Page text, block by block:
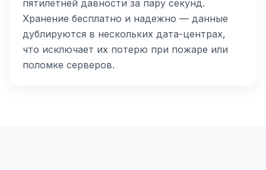
пятилетней давности за пару секунд.
Хранение бесплатно и надежно — данные
дублируются в нескольких дата-центрах,
что исключает их потерю при пожаре или
поломке серверов.